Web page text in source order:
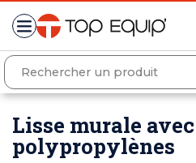
Lisse murale
polypropylènes